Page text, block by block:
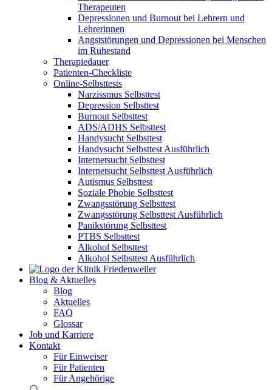
Therapeuten
Depressionen und Burnout bei Lehrern und
Lehrerinnen
Angststörungen und Depressionen bei Menschen
im Ruhestand
Therapiedauer
Patienten-Checkliste
Online-Selbsttests
Narzissmus Selbsttest
Depression Selbsttest
Burnout Selbsttest
ADS/ADHS Selbsttest
Handysucht Selbsttest
Handysucht Selbsttest Ausführlich
Internetsucht Selbsttest
Internetsucht Selbsttest Ausführlich
Autismus Selbsttest
Soziale Phobie Selbsttest
Zwangsstörung Selbsttest
Zwangsstörung Selbsttest Ausführlich
Panikstörung Selbsttest
PTBS Selbsttest
Alkohol Selbsttest
Alkohol Selbsttest Ausführlich
Blog & Aktuelles
Blog
Aktuelles
FAQ
Glossar
Job und Karriere
Kontakt
Für Einweiser
Für Patienten
Für Angehörige